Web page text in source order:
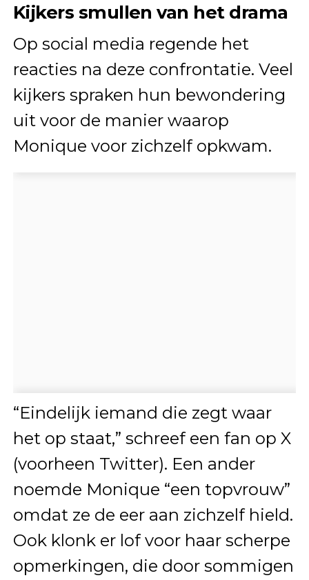
Kijkers smullen van het drama
Op social media regende het
reacties na deze confrontatie. Veel
kijkers spraken hun bewondering
uit voor de manier waarop
Monique voor zichzelf opkwam.
“Eindelijk iemand die zegt waar
het op staat,” schreef een fan op X
(voorheen Twitter). Een ander
noemde Monique “een topvrouw”
omdat ze de eer aan zichzelf hield.
Ook klonk er lof voor haar scherpe
opmerkingen, die door sommigen